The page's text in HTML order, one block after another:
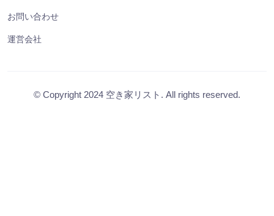
お問い合わせ
運営会社
© Copyright 2024 空き家リスト. All rights reserved.